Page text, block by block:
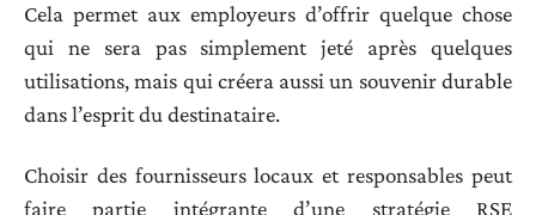
Cela permet aux employeurs d’offrir quelque chose
qui ne sera pas simplement jeté après quelques
utilisations, mais qui créera aussi un souvenir durable
dans l’esprit du destinataire.
Choisir des fournisseurs locaux et responsables peut
faire partie intégrante d’une stratégie RSE